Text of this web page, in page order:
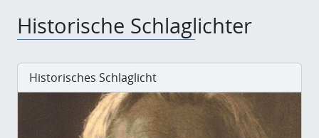
Historische Schlaglichter
Historisches Schlaglicht